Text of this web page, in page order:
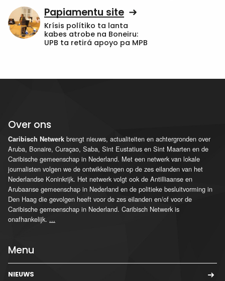
Papiamentu site
Krísis polítiko ta lanta
kabes atrobe na Boneiru:
UPB ta retirá apoyo pa MPB
Over ons
Caribisch Netwerk brengt nieuws, actualiteiten en achtergronden over
Aruba, Bonaire, Curaçao, Saba, Sint Eustatius en Sint Maarten en de
Caribische gemeenschap in Nederland. Met een netwerk van lokale
journalisten volgen we de ontwikkelingen op de zes eilanden van het
Nederlandse Koninkrijk. Het netwerk volgt ook de Antilliaanse en
Arubaanse gemeenschap in Nederland en de politieke besluitvorming in
Den Haag die gevolgen heeft voor de zes eilanden en/of voor de
Caribische gemeenschap in Nederland. Caribisch Netwerk is
onafhankelijk. ...
Menu
NIEUWS